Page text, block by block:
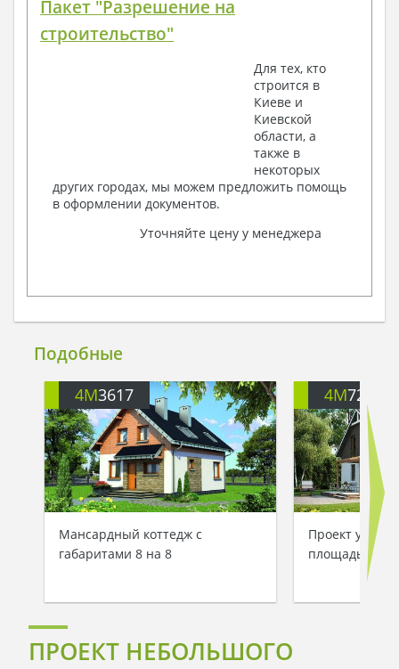
Пакет "Разрешение на
строительство"
Для тех, кто
строится в
Киеве и
Киевской
области, а
также в
некоторых
других городах, мы можем предложить помощь
в оформлении документов.
Уточняйте цену у менеджера
Подобные
4M3617
Мансардный коттедж с
габаритами 8 на 8
4M728
Проект
площадью
ПРОЕКТ НЕБОЛЬШОГО